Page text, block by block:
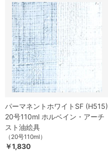
パーマネントホワイトSF (H515)
20号110ml ホルベイン・アーチ
スト油絵具
（20号110ml）
￥1,830